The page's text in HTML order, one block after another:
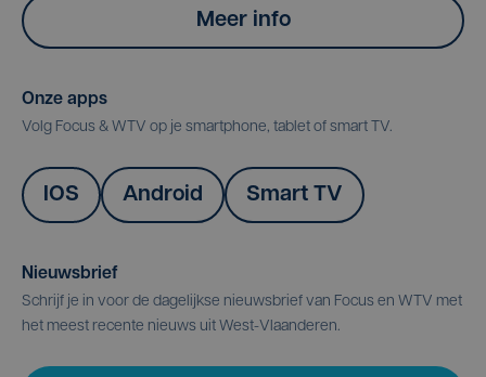
Meer info
Onze apps
Volg Focus & WTV op je smartphone, tablet of smart TV.
IOS Android Smart TV
Nieuwsbrief
Schrijf je in voor de dagelijkse nieuwsbrief van Focus en WTV met
het meest recente nieuws uit West-Vlaanderen.